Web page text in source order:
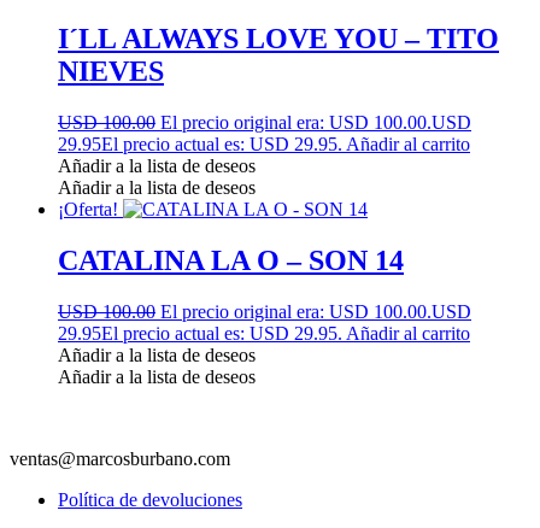
I´LL ALWAYS LOVE YOU – TITO
NIEVES
USD 100.00 El precio original era: USD 100.00.USD
29.95El precio actual es: USD 29.95. Añadir al carrito
Añadir a la lista de deseos
Añadir a la lista de deseos
¡Oferta!
CATALINA LA O – SON 14
USD 100.00 El precio original era: USD 100.00.USD
29.95El precio actual es: USD 29.95. Añadir al carrito
Añadir a la lista de deseos
Añadir a la lista de deseos
ventas@marcosburbano.com
Política de devoluciones